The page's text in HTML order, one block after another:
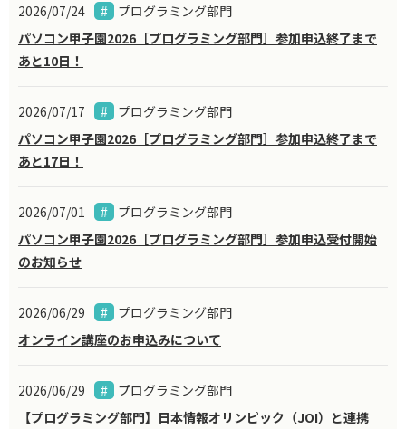
2026/07/24
プログラミング部門
パソコン甲子園2026［プログラミング部門］参加申込終了まで
あと10日！
2026/07/17
プログラミング部門
パソコン甲子園2026［プログラミング部門］参加申込終了まで
あと17日！
2026/07/01
プログラミング部門
パソコン甲子園2026［プログラミング部門］参加申込受付開始
のお知らせ
2026/06/29
プログラミング部門
オンライン講座のお申込みについて
2026/06/29
プログラミング部門
【プログラミング部門】日本情報オリンピック（JOI）と連携